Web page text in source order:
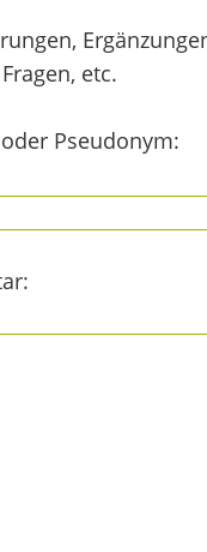
etc.
Pseudonym: